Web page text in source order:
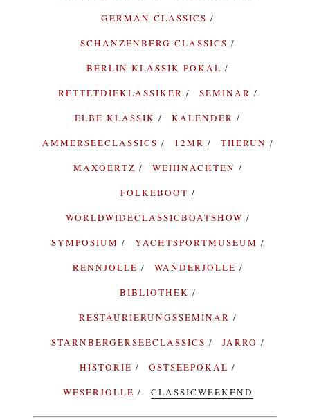
GERMAN CLASSICS
SCHANZENBERG CLASSICS
BERLIN KLASSIK POKAL
RETTETDIEKLASSIKER
SEMINAR
ELBE KLASSIK
KALENDER
AMMERSEECLASSICS
12MR
THERUN
MAXOERTZ
WEIHNACHTEN
FOLKEBOOT
WORLDWIDECLASSICBOATSHOW
SYMPOSIUM
YACHTSPORTMUSEUM
RENNJOLLE
WANDERJOLLE
BIBLIOTHEK
RESTAURIERUNGSSEMINAR
STARNBERGERSEECLASSICS
JARRO
HISTORIE
OSTSEEPOKAL
WESERJOLLE
CLASSICWEEKEND